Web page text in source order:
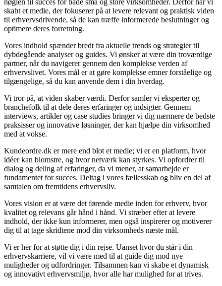
nøglen til succes for både små og store virksomheder. Derfor har vi
skabt et medie, der fokuserer på at levere relevant og praktisk viden
til erhvervsdrivende, så de kan træffe informerede beslutninger og
optimere deres forretning.
Vores indhold spænder bredt fra aktuelle trends og strategier til
dybdegående analyser og guides. Vi ønsker at være din troværdige
partner, når du navigerer gennem den komplekse verden af
erhvervslivet. Vores mål er at gøre komplekse emner forståelige og
tilgængelige, så du kan anvende dem i din hverdag.
Vi tror på, at viden skaber værdi. Derfor samler vi eksperter og
branchefolk til at dele deres erfaringer og indsigter. Gennem
interviews, artikler og case studies bringer vi dig nærmere de bedste
praksisser og innovative løsninger, der kan hjælpe din virksomhed
med at vokse.
Kundeordre.dk er mere end blot et medie; vi er en platform, hvor
idéer kan blomstre, og hvor netværk kan styrkes. Vi opfordrer til
dialog og deling af erfaringer, da vi mener, at samarbejde er
fundamentet for succes. Deltag i vores fællesskab og bliv en del af
samtalen om fremtidens erhvervsliv.
Vores vision er at være det førende medie inden for erhverv, hvor
kvalitet og relevans går hånd i hånd. Vi stræber efter at levere
indhold, der ikke kun informerer, men også inspirerer og motiverer
dig til at tage skridtene mod din virksomheds næste mål.
Vi er her for at støtte dig i din rejse. Uanset hvor du står i din
erhvervskarriere, vil vi være med til at guide dig mod nye
muligheder og udfordringer. Tilsammen kan vi skabe et dynamisk
og innovativt erhvervsmiljø, hvor alle har mulighed for at trives.